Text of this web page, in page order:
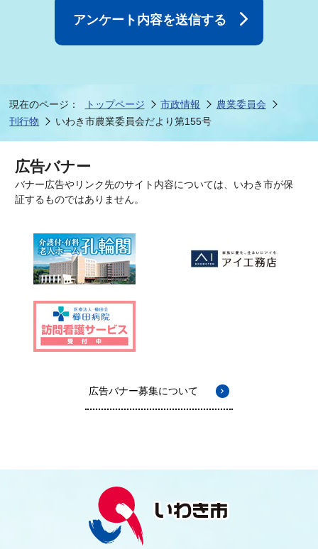
現在のページ： トップページ 市政情報
農業委員会
刊行物
いわき市農業委員会だより第155号
広告バナー
バナー広告やリンク先のサイト内容については、いわき市が保
証するものではありません。
広告バナー募集について